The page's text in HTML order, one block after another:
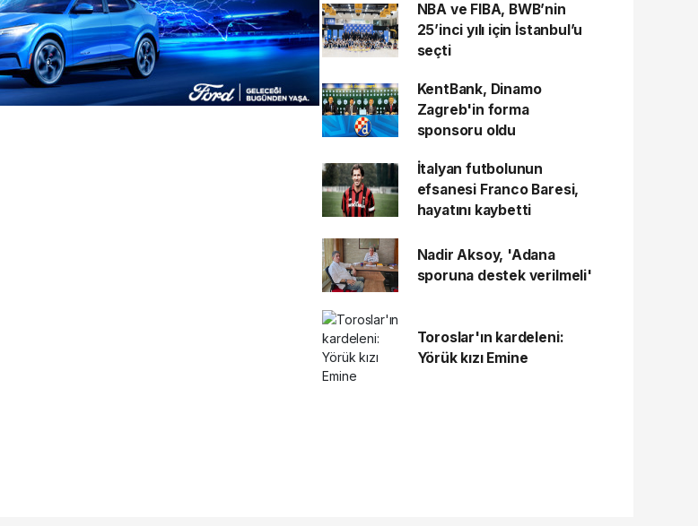
NBA ve FIBA, BWB’nin
25’inci yılı için İstanbul’u
seçti
KentBank, Dinamo
Zagreb'in forma
sponsoru oldu
İtalyan futbolunun
efsanesi Franco Baresi,
hayatını kaybetti
Nadir Aksoy, 'Adana
sporuna destek verilmeli'
Toroslar'ın kardeleni:
Yörük kızı Emine